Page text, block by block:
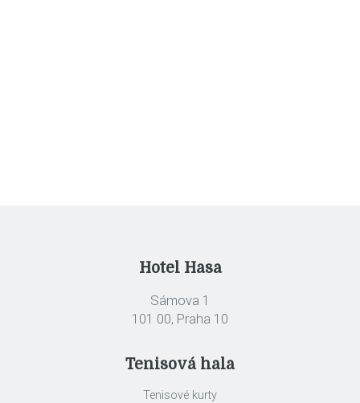
Hotel Hasa
Sámova 1
101 00, Praha 10
Tenisová hala
Tenisové kurty